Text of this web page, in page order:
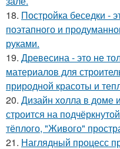
18. Постройка беседки -
поэтапного и
руками.
19. Древесина - это не
материалов для
природной красоты и
20. Дизайн холла в доме
строится на
тёплого, "Живого"
21. Наглядный процесс